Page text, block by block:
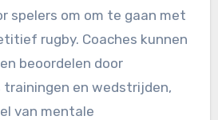
spelers om om te gaan met
rugby. Coaches kunnen
beoordelen door
en wedstrijden,
van mentale